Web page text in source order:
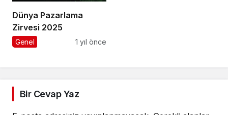
Dünya Pazarlama
Zirvesi 2025
Genel 1 yıl önce
Bir Cevap Yaz